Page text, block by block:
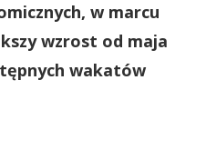
w marcu
wzrost od maja
wakatów